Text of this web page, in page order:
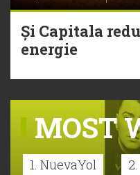
Și Capitala
energie
MOST
1. NuevaYol